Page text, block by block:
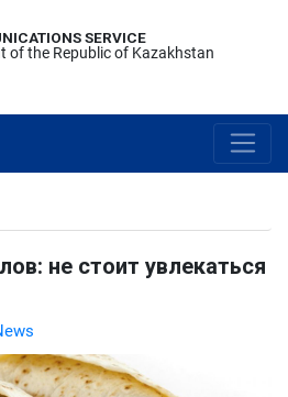
SERVICE
of the Republic of Kazakhstan
не стоит увлекаться